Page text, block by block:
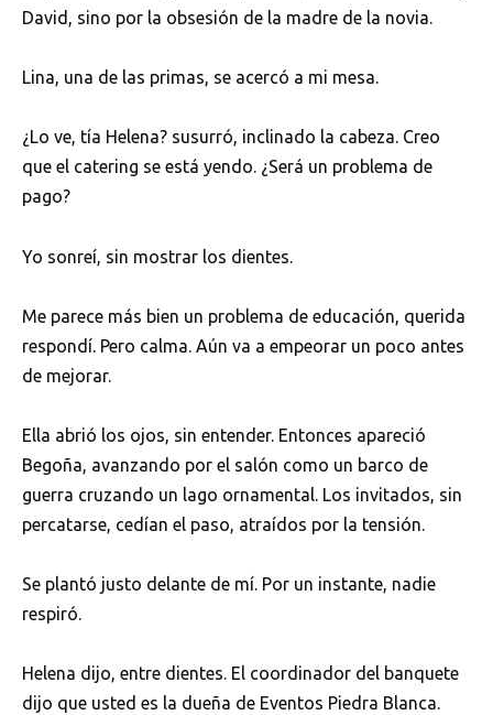
David, sino por la obsesión de la madre de la novia.
Lina, una de las primas, se acercó a mi mesa.
¿Lo ve, tía Helena? susurró, inclinado la cabeza. Creo
que el catering se está yendo. ¿Será un problema de
pago?
Yo sonreí, sin mostrar los dientes.
Me parece más bien un problema de educación, querida
respondí. Pero calma. Aún va a empeorar un poco antes
de mejorar.
Ella abrió los ojos, sin entender. Entonces apareció
Begoña, avanzando por el salón como un barco de
guerra cruzando un lago ornamental. Los invitados, sin
percatarse, cedían el paso, atraídos por la tensión.
Se plantó justo delante de mí. Por un instante, nadie
respiró.
Helena dijo, entre dientes. El coordinador del banquete
dijo que usted es la dueña de Eventos Piedra Blanca.